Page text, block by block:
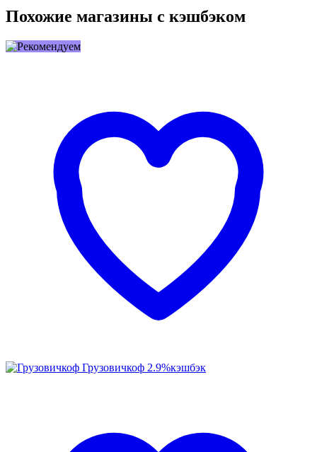
Похожие магазины с кэшбэком
Грузовичкоф 2.9%кэшбэк